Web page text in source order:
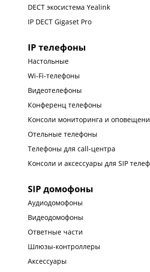
DECT экосистема Yealink
IP DECT Gigaset Pro
IP телефоны
Настольные
Wi-Fi-телефоны
Видеотелефоны
Конференц телефоны
Консоли мониторинга и
Отельные телефоны
Телефоны для call-центра
Консоли и аксессуары для SIP
SIP домофоны
Аудиодомофоны
Видеодомофоны
Ответные части
Шлюзы-контроллеры
Аксессуары